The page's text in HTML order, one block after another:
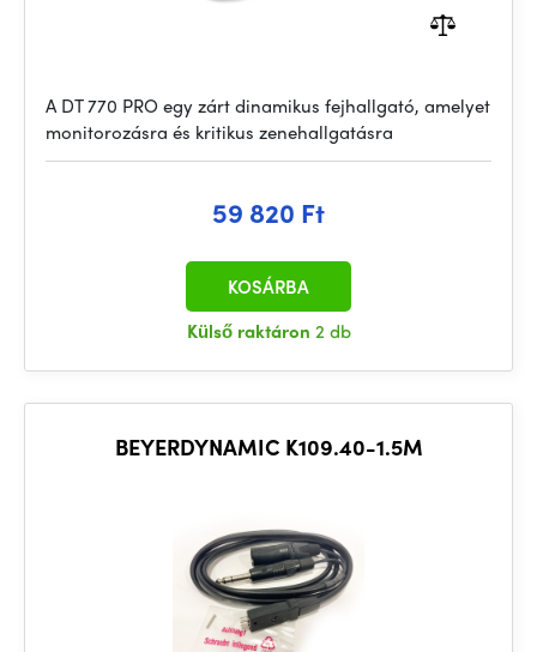
A DT 770 PRO egy zárt dinamikus fejhallgató, amelyet
monitorozásra és kritikus zenehallgatásra
59 820 Ft
Külső raktáron 2 db
KOSÁRBA
BEYERDYNAMIC K109.40-1.5M